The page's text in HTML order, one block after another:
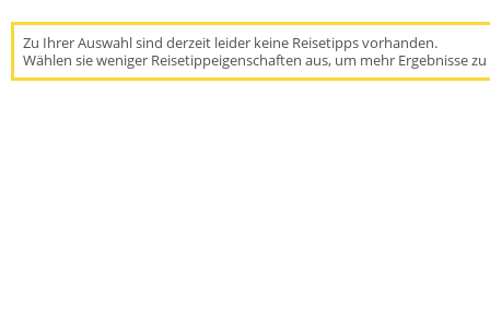
Zu Ihrer Auswahl sind derzeit leider keine Reisetipps vorhanden.
Wählen sie weniger Reisetippeigenschaften aus, um mehr Ergebnisse